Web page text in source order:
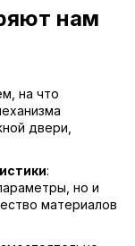
нам
на что
двери,
:
но и
материалов